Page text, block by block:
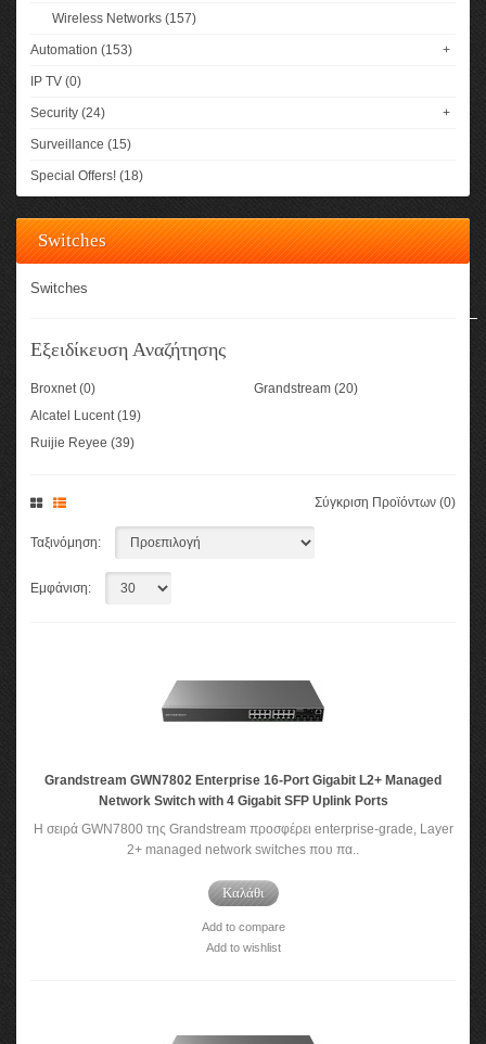
Wireless Networks (157)
Automation (153) +
IP TV (0)
Security (24) +
Surveillance (15)
Special Offers! (18)
Switches
Switches
Εξειδίκευση Αναζήτησης
Broxnet (0)
Grandstream (20)
Alcatel Lucent (19)
Ruijie Reyee (39)
Σύγκριση Προϊόντων (0)
Ταξινόμηση:
Εμφάνιση:
Grandstream GWN7802 Enterprise 16-Port Gigabit L2+ Managed
Network Switch with 4 Gigabit SFP Uplink Ports
Η σειρά GWN7800 της Grandstream προσφέρει enterprise-grade, Layer
2+ managed network switches που πα..
Καλάθι
Add to compare
Add to wishlist